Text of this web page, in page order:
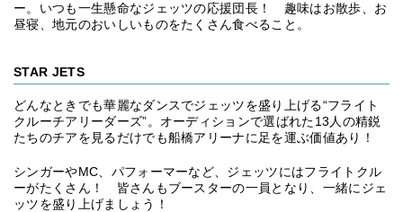
ー。いつも一生懸命なジェッツの応援団長！ 趣味はお散歩、お
昼寝、地元のおいしいものをたくさん食べること。
STAR JETS
どんなときでも華麗なダンスでジェッツを盛り上げる“フライト
クルーチアリーダーズ”。オーディションで選ばれた13人の精鋭
たちのチアを見るだけでも船橋アリーナに足を運ぶ価値あり！
シンガーやMC、パフォーマーなど、ジェッツにはフライトクル
ーがたくさん！ 皆さんもブースターの一員となり、一緒にジェ
ッツを盛り上げましょう！